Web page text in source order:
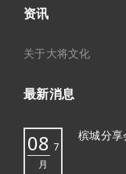
资讯
关于大将文化
最新消息
08 7
月
槟城分